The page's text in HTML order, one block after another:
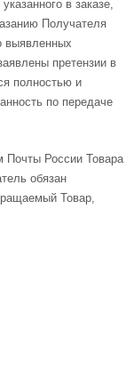
в заказе,
Получателя
выявленных
претензии в
полностью и
по передаче
Почты России Товара
обязан
Товар,